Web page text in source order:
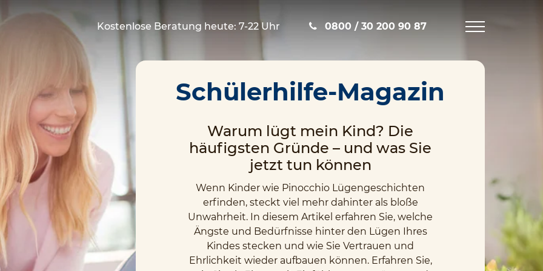
Kostenlose Beratung heute: 7-22 Uhr 0800 / 30 200 90 87
Navigation
Schülerhilfe-Magazin
Warum lügt mein Kind? Die
häufigsten Gründe – und was Sie
jetzt tun können
Wenn Kinder wie Pinocchio Lügengeschichten
erfinden, steckt viel mehr dahinter als bloße
Unwahrheit. In diesem Artikel erfahren Sie, welche
Ängste und Bedürfnisse hinter den Lügen Ihres
Kindes stecken und wie Sie Vertrauen und
Ehrlichkeit wieder aufbauen können. Erfahren Sie,